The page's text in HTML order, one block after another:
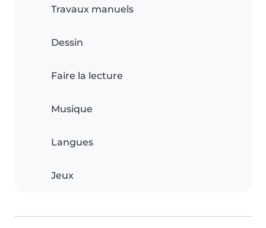
Travaux manuels
Dessin
Faire la lecture
Musique
Langues
Jeux